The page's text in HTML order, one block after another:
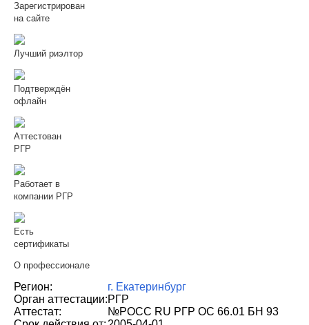
Зарегистрирован
на сайте
Лучший риэлтор
Подтверждён
офлайн
Аттестован
РГР
Работает в
компании РГР
Есть
сертификаты
О профессионале
Регион:
г. Екатеринбург
Орган аттестации:РГР
Аттестат:
№РОСС RU РГР ОС 66.01 БН 93